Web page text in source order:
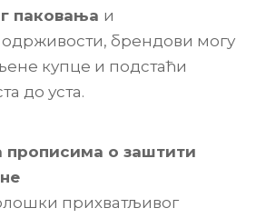
паковања и
брендови могу
купце и подстаћи
до уста.
прописима о заштити
прихватљивог